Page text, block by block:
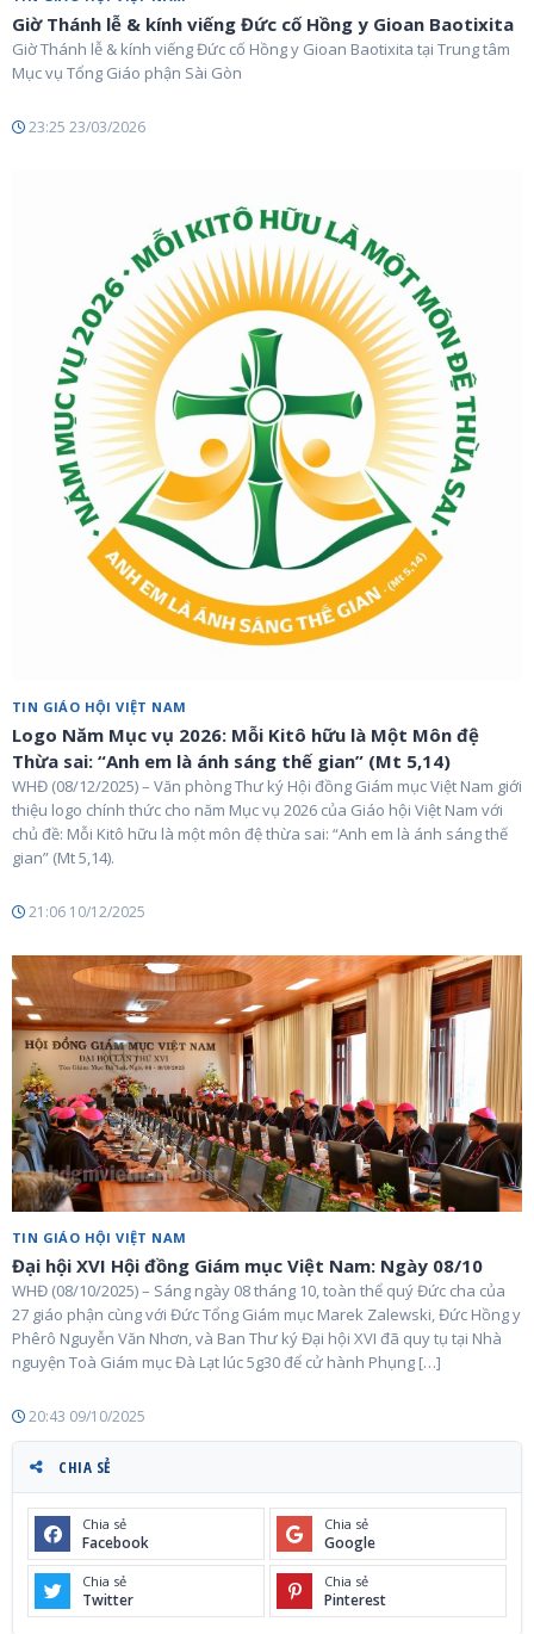
Giờ Thánh lễ & kính viếng Đức cố Hồng y Gioan Baotixita
Giờ Thánh lễ & kính viếng Đức cố Hồng y Gioan Baotixita tại Trung tâm
Mục vụ Tổng Giáo phận Sài Gòn
23:25 23/03/2026
TIN GIÁO HỘI VIỆT NAM
Logo Năm Mục vụ 2026: Mỗi Kitô hữu là Một Môn đệ
Thừa sai: “Anh em là ánh sáng thế gian” (Mt 5,14)
WHĐ (08/12/2025) – Văn phòng Thư ký Hội đồng Giám mục Việt Nam giới
thiệu logo chính thức cho năm Mục vụ 2026 của Giáo hội Việt Nam với
chủ đề: Mỗi Kitô hữu là một môn đệ thừa sai: “Anh em là ánh sáng thế
gian” (Mt 5,14).
21:06 10/12/2025
TIN GIÁO HỘI VIỆT NAM
Đại hội XVI Hội đồng Giám mục Việt Nam: Ngày 08/10
WHĐ (08/10/2025) – Sáng ngày 08 tháng 10, toàn thể quý Đức cha của
27 giáo phận cùng với Đức Tổng Giám mục Marek Zalewski, Đức Hồng y
Phêrô Nguyễn Văn Nhơn, và Ban Thư ký Đại hội XVI đã quy tụ tại Nhà
nguyện Toà Giám mục Đà Lạt lúc 5g30 để cử hành Phụng […]
20:43 09/10/2025
CHIA SẺ
Chia sẻ
Facebook
Chia sẻ
Google
Chia sẻ
Twitter
Chia sẻ
Pinterest